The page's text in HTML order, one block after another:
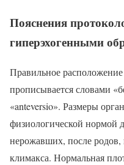
Пояснения
гиперэхогенными
Правильное
прописывается словами
«anteversio». Размеры
физиологической
нерожавших, после
климакса. Нормальная